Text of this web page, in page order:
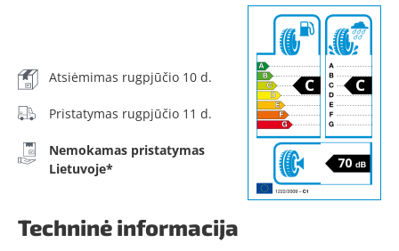
Atsiėmimas rugpjūčio 10 d.
Pristatymas rugpjūčio 11 d.
Nemokamas pristatymas
Lietuvoje*
Techninė informacija